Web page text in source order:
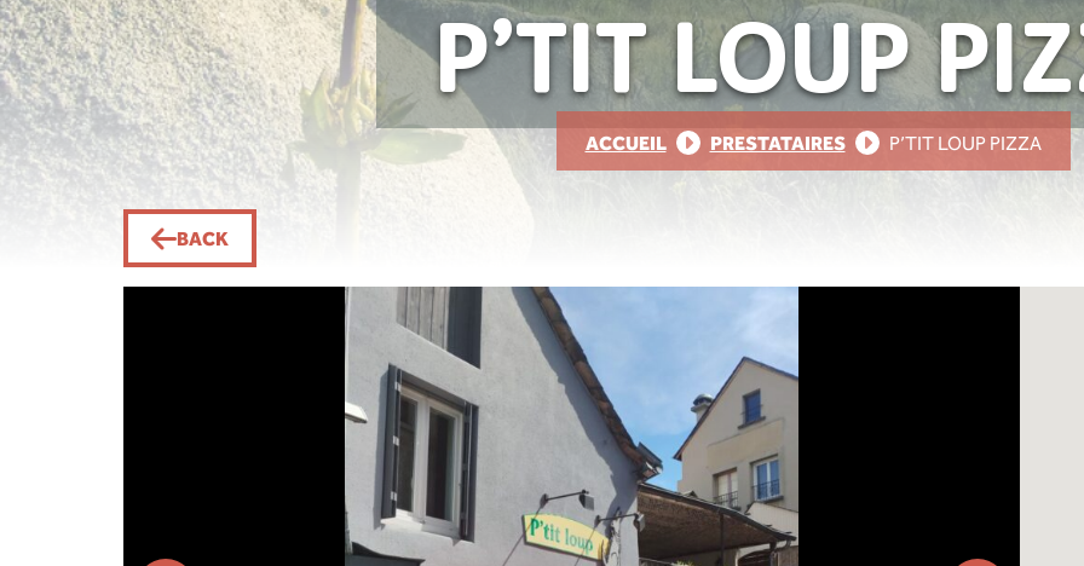
P’TIT LOUP
ACCUEIL PRESTATAIRES P’TIT LOUP PIZZA
BACK